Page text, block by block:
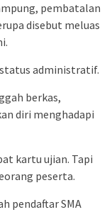
pembatalan
disebut meluas
administratif.
berkas,
diri menghadapi
kartu ujian. Tapi
peserta.
pendaftar SMA